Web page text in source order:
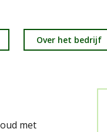
Over het bedrijf
met